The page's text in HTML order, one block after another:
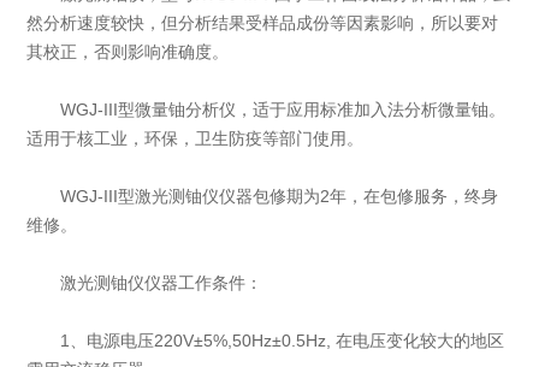
然分析速度较快，但分析结果受样品成份等因素影响，所以要对
其校正，否则影响准确度。
WGJ-III型微量铀分析仪，适于应用标准加入法分析微量铀。
适用于核工业，环保，卫生防疫等部门使用。
WGJ-III型激光测铀仪仪器包修期为2年，在包修服务，终身
维修。
激光测铀仪仪器工作条件：
1、电源电压220V±5%,50Hz±0.5Hz, 在电压变化较大的地区